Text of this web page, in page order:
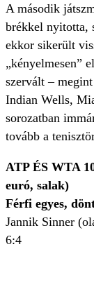
A második
brékkel nyitotta,
ekkor sikerült
„kényelmesen”
szervált –
Indian Wells,
sorozatban
tovább a
ATP ÉS WTA
euró, salak)
Férfi egyes,
Jannik Sinner
6:4